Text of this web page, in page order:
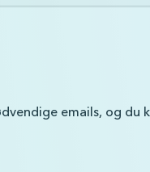
emails, og du